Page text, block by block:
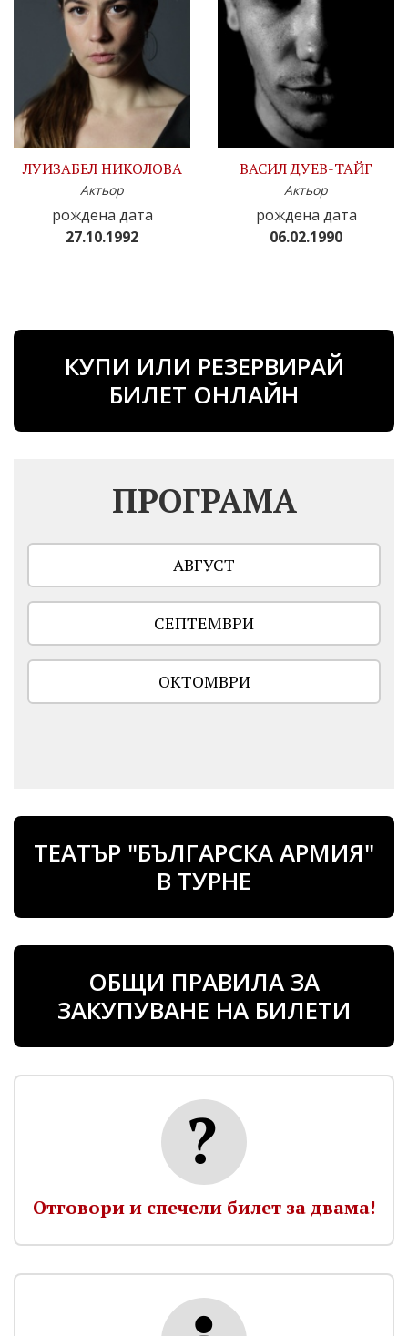
ЛУИЗАБЕЛ НИКОЛОВА
Актьор
рождена дата
27.10.1992
ВАСИЛ ДУЕВ-ТАЙГ
Актьор
рождена дата
06.02.1990
КУПИ ИЛИ РЕЗЕРВИРАЙ
БИЛЕТ ОНЛАЙН
ПРОГРАМА
АВГУСТ
СЕПТЕМВРИ
ОКТОМВРИ
ТЕАТЪР "БЪЛГАРСКА АРМИЯ"
В ТУРНЕ
ОБЩИ ПРАВИЛА ЗА
ЗАКУПУВАНЕ НА БИЛЕТИ
Отговори и спечели билет за двама!